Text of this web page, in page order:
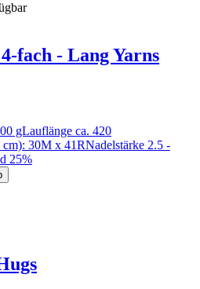
fach - Lang Yarns
gLauflänge ca. 420
30M x 41RNadelstärke 2.5 -
25%